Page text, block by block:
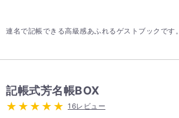
連名で記帳できる高級感あふれるゲストブックです。
記帳式芳名帳BOX
16レビュー